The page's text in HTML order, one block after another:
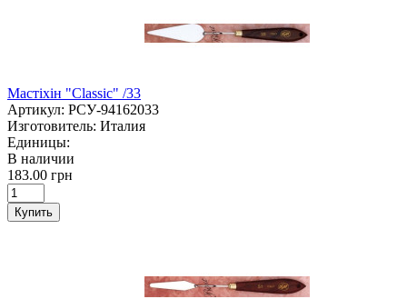
Мастіхін "Classic" /33
Артикул: РСУ-94162033
Изготовитель: Италия
Единицы:
В наличии
183.00 грн
Купить